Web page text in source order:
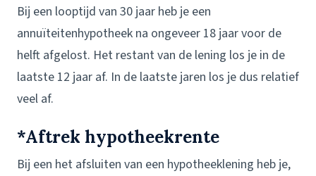
Bij een looptijd van 30 jaar heb je een
annuïteitenhypotheek na ongeveer 18 jaar voor de
helft afgelost. Het restant van de lening los je in de
laatste 12 jaar af. In de laatste jaren los je dus relatief
veel af.
*Aftrek hypotheekrente
Bij een het afsluiten van een hypotheeklening heb je,